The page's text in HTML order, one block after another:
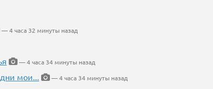
— 4 часа 32 минуты назад
— 4 часа 34 минуты назад
мои...
— 4 часа 34 минуты назад